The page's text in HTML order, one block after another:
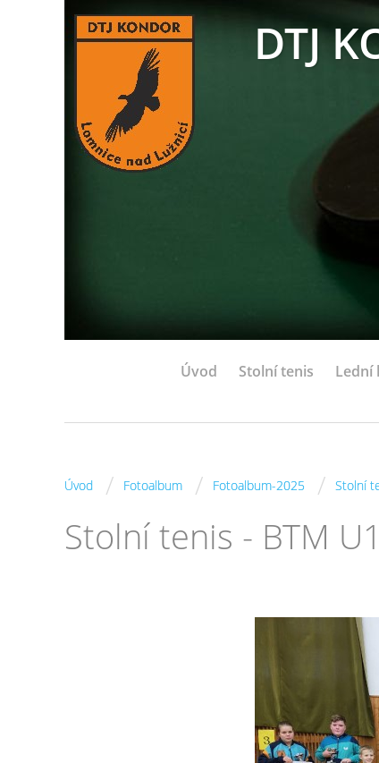
DTJ
Úvod Stolní tenis Lední
Úvod / Fotoalbum / Fotoalbum-2025 / Stolní
Stolní tenis - BTM